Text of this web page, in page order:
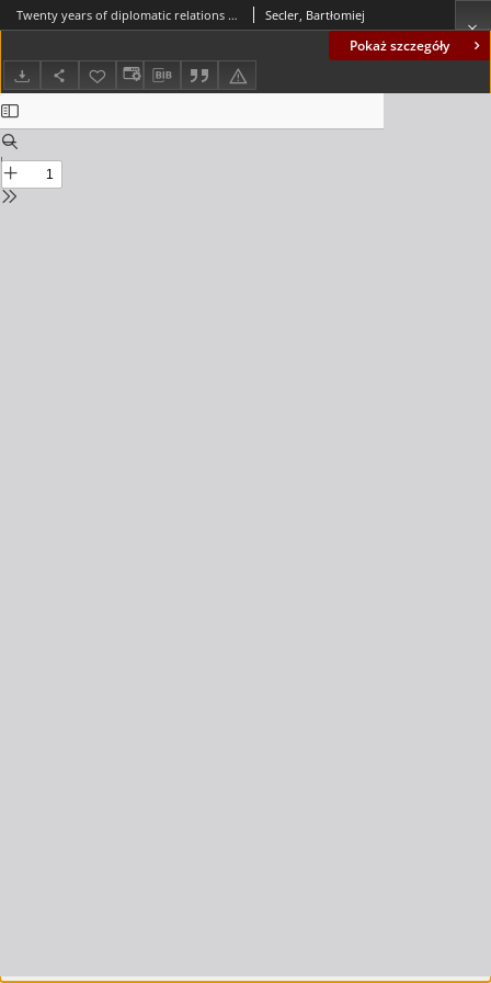
Pokaż szczegóły
Twenty years of diplomatic relations between Vatican City state and Israel = Dwadzieścia lat stosunków dyplomatycznych pomiędzy Państwem Watykańskim a Izraelem Secler, Bartłomiej